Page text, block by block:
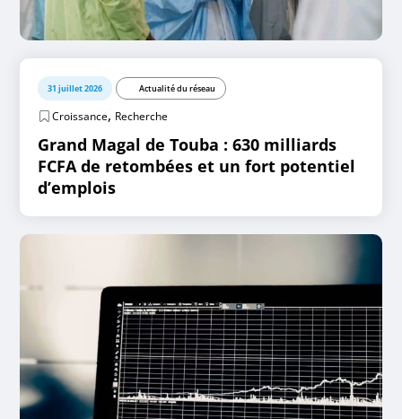
31 juillet 2026 Actualité du réseau
Croissance, Recherche
Grand Magal de Touba : 630 milliards
FCFA de retombées et un fort potentiel
d’emplois